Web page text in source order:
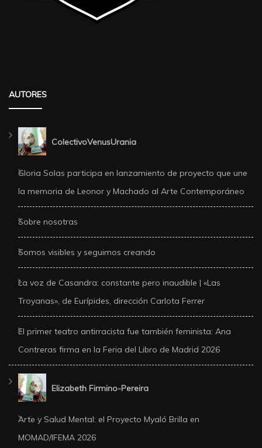
AUTORES
ColectivoVenusUrania
Gloria Solas participa en lanzamiento de proyecto que une
la memoria de Leonor y Machado al Arte Contemporáneo
Sobre nosotras
Somos visibles y seguimos creando
La voz de Casandra: constante pero inaudible | «Las
Troyanas», de Eurípides, dirección Carlota Ferrer
El primer teatro antirracista fue también feminista: Ana
Contreras firma en la Feria del Libro de Madrid 2026
Elizabeth Firmino-Pereira
Arte y Salud Mental: el Proyecto Myaló Brilla en
MOMAD/IFEMA 2026